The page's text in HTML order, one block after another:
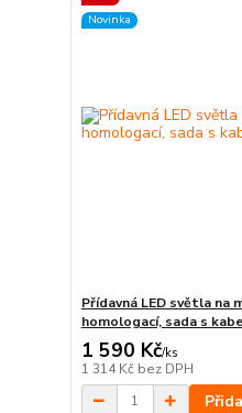
Novinka
Přídavná LED světla na
homologací, sada s
1 590 Kč/ks
1 314 Kč bez DPH